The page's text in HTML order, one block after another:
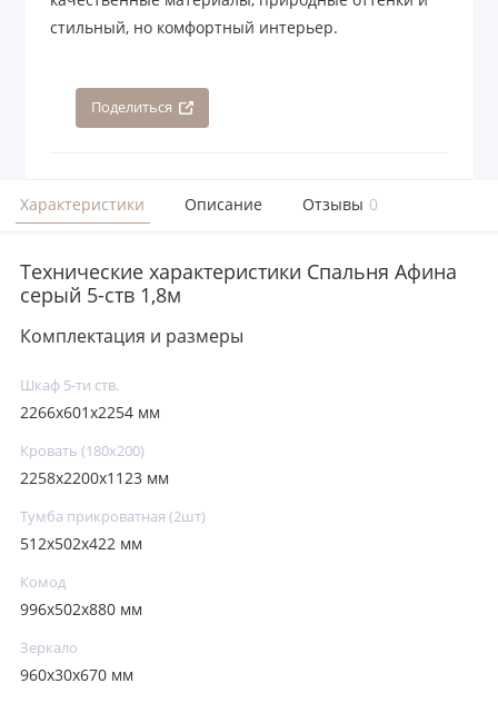
стильный, но комфортный интерьер.
Поделиться
Характеристики Описание Отзывы 0
Технические характеристики Спальня Афина
серый 5-ств 1,8м
Комплектация и размеры
Шкаф 5-ти ств.
2266х601х2254 мм
Кровать (180х200)
2258х2200х1123 мм
Тумба прикроватная (2шт)
512х502х422 мм
Комод
996х502х880 мм
Зеркало
960х30х670 мм